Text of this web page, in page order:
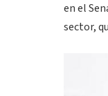
en el
sector,